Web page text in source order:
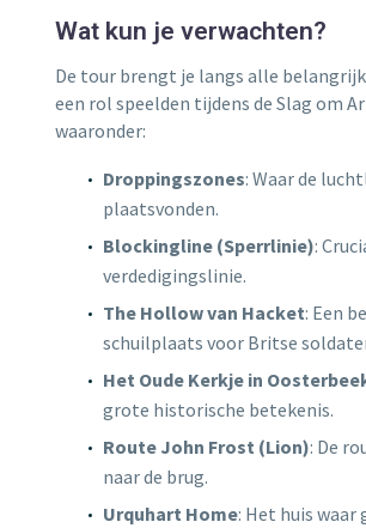
Wat kun je verwachten?
De tour brengt je langs alle
een rol speelden tijdens de Slag om
waaronder:
Droppingszones: Waar de
plaatsvonden.
Blockingline (Sperrlinie):
verdedigingslinie.
The Hollow van Hacket: Een
schuilplaats voor Britse
Het Oude Kerkje in
grote historische betekenis.
Route John Frost (Lion): De
naar de brug.
Urquhart Home: Het huis waar